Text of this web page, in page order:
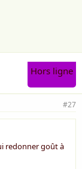
Hors ligne
#27
redonner goût à